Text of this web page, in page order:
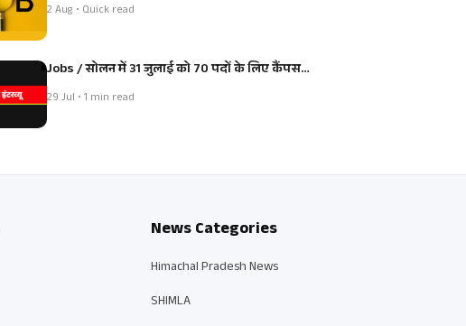
2 Aug • Quick read
Jobs / सोलन में 31 जुलाई को 70 पदों के लिए कैंपस…
29 Jul • 1 min read
News Categories
Himachal Pradesh News
SHIMLA